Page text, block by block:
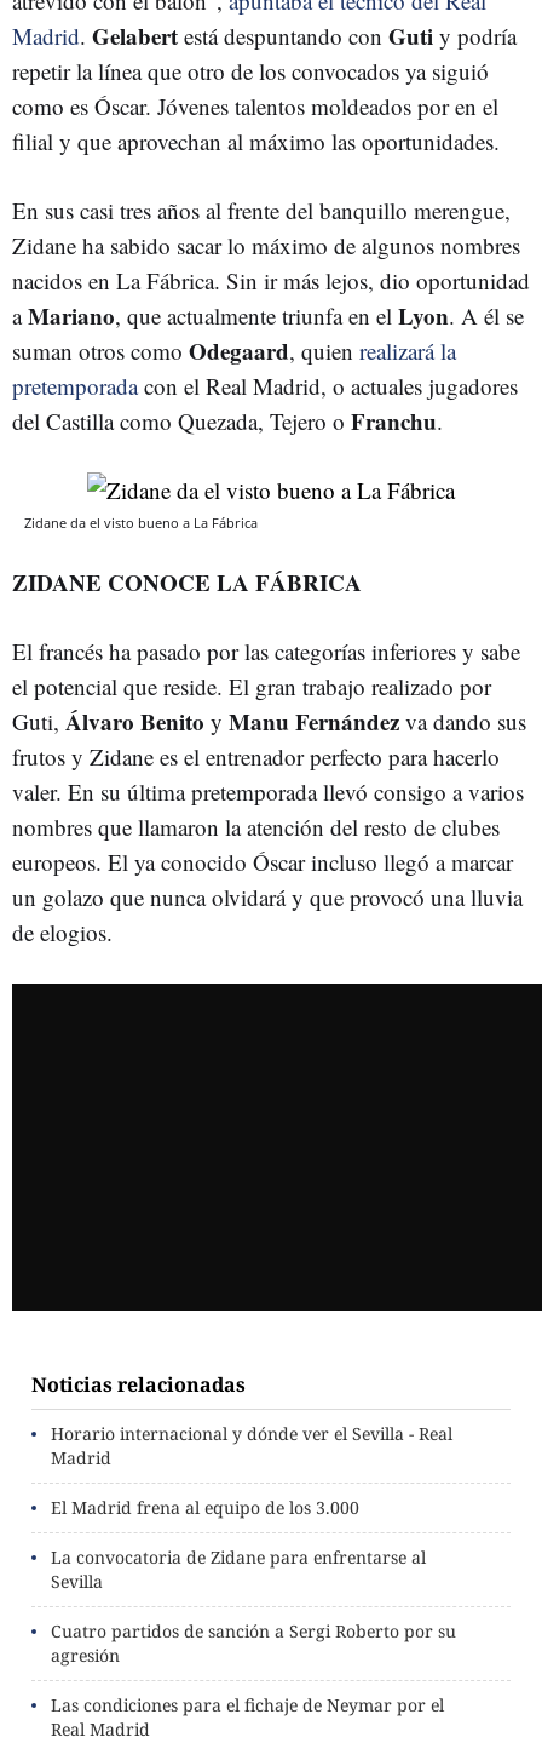
Madrid. Gelabert está despuntando con Guti y podría
repetir la línea que otro de los convocados ya siguió
como es Óscar. Jóvenes talentos moldeados por en el
filial y que aprovechan al máximo las oportunidades.
En sus casi tres años al frente del banquillo merengue,
Zidane ha sabido sacar lo máximo de algunos nombres
nacidos en La Fábrica. Sin ir más lejos, dio oportunidad
aMariano, que actualmente triunfa en el Lyon. A él se
suman otros como Odegaard, quien realizará la
pretemporadacon el Real Madrid, o actuales jugadores
del Castilla como Quezada, Tejero o Franchu.
Zidane da el visto bueno a La Fábrica
ZIDANE CONOCE LA FÁBRICA
El francés ha pasado por las categorías inferiores y sabe
el potencial que reside. El gran trabajo realizado por
Guti, Álvaro Benito y Manu Fernández va dando sus
frutos y Zidane es el entrenador perfecto para hacerlo
valer. En su última pretemporada llevó consigo a varios
nombres que llamaron la atención del resto de clubes
europeos. El ya conocido Óscar incluso llegó a marcar
un golazo que nunca olvidará y que provocó una lluvia
de elogios.
Noticias relacionadas
Horario internacional y dónde ver el Sevilla - Real
Madrid
El Madrid frena al equipo de los 3.000
La convocatoria de Zidane para enfrentarse al
Sevilla
Cuatro partidos de sanción a Sergi Roberto por su
agresión
Las condiciones para el fichaje de Neymar por el
Real Madrid